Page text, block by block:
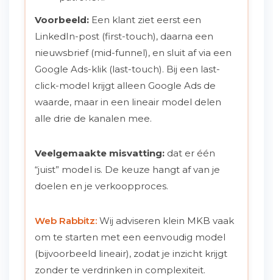
Voorbeeld: Een klant ziet eerst een
LinkedIn-post (first-touch), daarna een
nieuwsbrief (mid-funnel), en sluit af via een
Google Ads-klik (last-touch). Bij een last-
click-model krijgt alleen Google Ads de
waarde, maar in een lineair model delen
alle drie de kanalen mee.
Veelgemaakte misvatting: dat er één
“juist” model is. De keuze hangt af van je
doelen en je verkoopproces.
Web Rabbitz: Wij adviseren klein MKB vaak
om te starten met een eenvoudig model
(bijvoorbeeld lineair), zodat je inzicht krijgt
zonder te verdrinken in complexiteit.